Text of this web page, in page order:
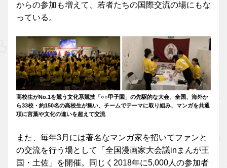
からの参加も増えて、若者たちの国際交流の場にもな
っている。
高校生がNo.1を競う文化系競技「○○甲子園」の先駆的な大会。全国、海外か
ら33校・約150名の高校生が集い、チームでテーマに取り組み、マンガを共通
項に言葉や文化の違いを超えて交流
また、毎年3月には著名なマンガ家を招いてファンと
の交流を行う場として「全国漫画家大会議inまんが王
国・土佐」を開催。同じく2018年に5,000人の参加者